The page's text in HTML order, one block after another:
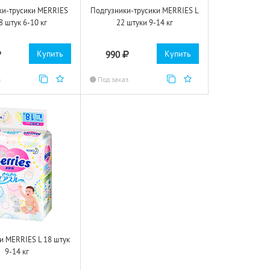
трусики MERRIES
штук 6-10 кг
Купить
Подгузники-трусики MERRIES L
22 штуки 9-14 кг
990
Под заказ
Купить
MERRIES L 18 штук
9-14 кг